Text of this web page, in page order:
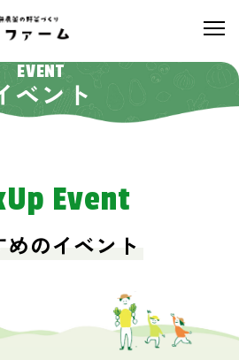
EVENT
ベント
Event
めのイベント